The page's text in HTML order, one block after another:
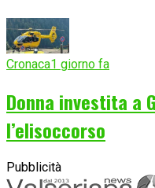
Cronaca1 giorno fa
Donna investita a
l’elisoccorso
Pubblicità